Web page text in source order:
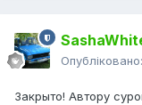
Опубліковано:
Закрыто! Автору